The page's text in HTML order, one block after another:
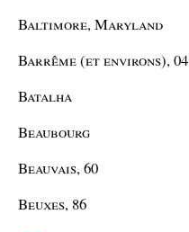
Baltimore, Maryland
Barrême (et environs), 04
Batalha
Beaubourg
Beauvais, 60
Beuxes, 86